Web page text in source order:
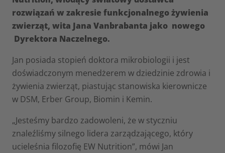
rozwiązań w zakresie funkcjonalnego żywienia
zwierząt, wita Jana Vanbrabanta jako nowego
Dyrektora Naczelnego.
Jan posiada stopień doktora mikrobiologii i jest
doświadczonym menedżerem w dziedzinie zdrowia i
żywienia zwierząt, piastując stanowiska kierownicze
w DSM, Erber Group, Biomin i Kemin.
„Jesteśmy bardzo zadowoleni, że w styczniu
znaleźliśmy silnego lidera zarządzającego, który
ucieleśnia filozofię EW Nutrition”, mówi Jan